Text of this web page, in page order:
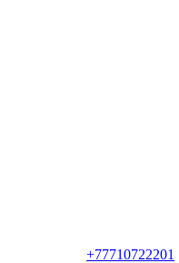
+77710722201